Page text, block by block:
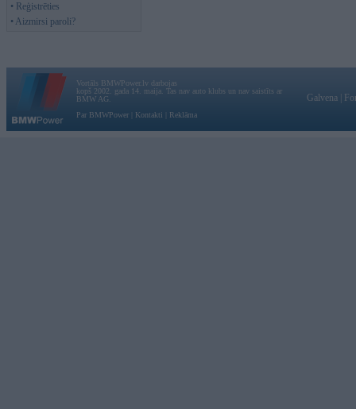
• Reģistrēties
• Aizmirsi paroli?
Vortāls BMWPower.lv darbojas
kopš 2002. gada 14. maija. Tas nav auto klubs un nav saistīts ar
BMW AG.
Par BMWPower
Kontakti Reklāma
Galvena